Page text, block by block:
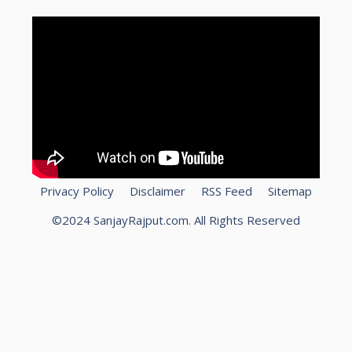
Privacy Policy Disclaimer RSS Feed
Sitemap
©2024 SanjayRajput.com. All Rights Reserved